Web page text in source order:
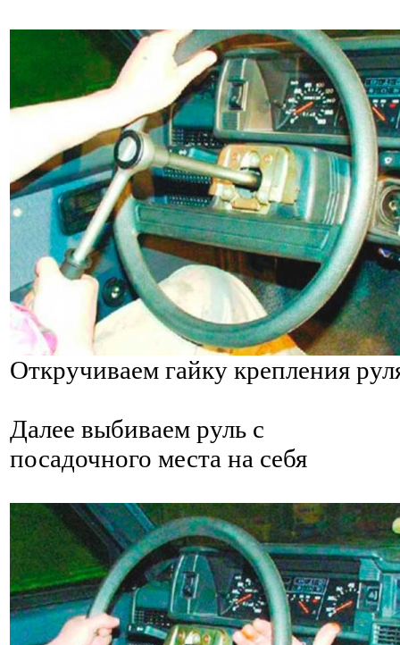
Откручиваем гайку крепления
Далее выбиваем руль с
посадочного места на себя